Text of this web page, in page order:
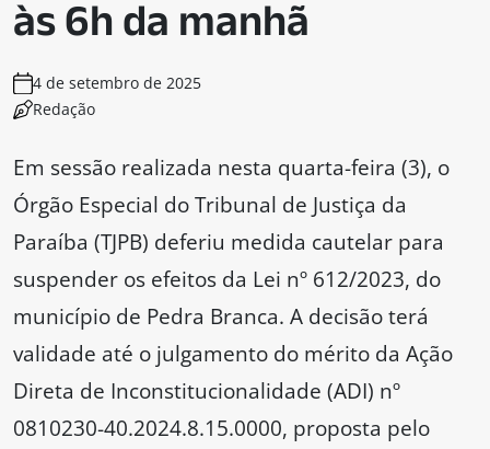
às 6h da manhã
4 de setembro de 2025
Redação
Em sessão realizada nesta quarta-feira (3), o
Órgão Especial do Tribunal de Justiça da
Paraíba (TJPB) deferiu medida cautelar para
suspender os efeitos da Lei nº 612/2023, do
município de Pedra Branca. A decisão terá
validade até o julgamento do mérito da Ação
Direta de Inconstitucionalidade (ADI) nº
0810230-40.2024.8.15.0000, proposta pelo